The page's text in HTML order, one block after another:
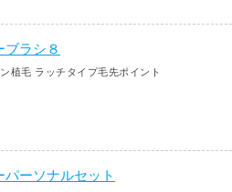
ブラシ８
植毛 ラッチタイプ毛先ポイント
パーソナルセット